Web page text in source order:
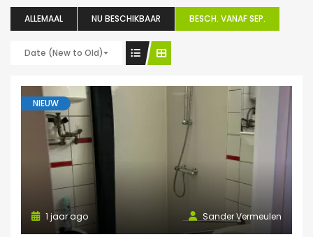
ALLEMAAL NU BESCHIKBAAR BESCH. VANAF SEP.
Date (New to Old)
NIEUW
Sander Vermeulen
1 jaar ago